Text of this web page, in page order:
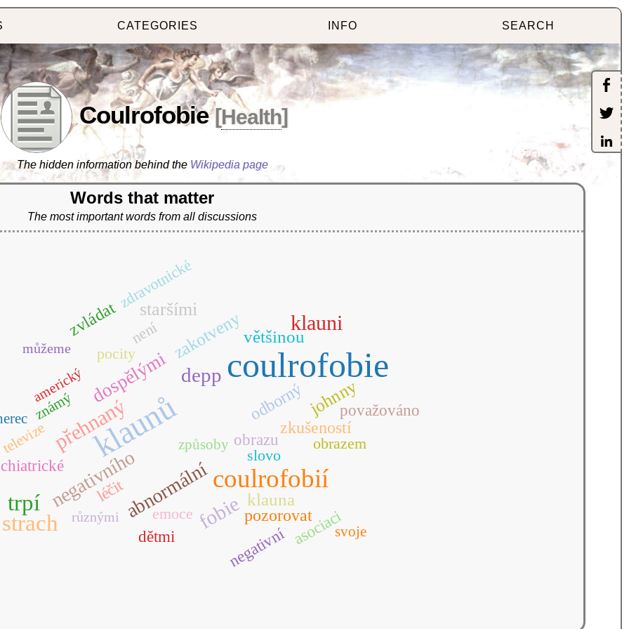
CATEGORIES INFO SEARCH
Coulrofobie [Health]
The hidden information behind the Wikipedia page
Words that matter
The most important words from all discussions
coulrofobie
klaunů
coulrofobií
strach
trpí
klauni
přehnaný
depp
fobie
abnormální
negativního
dospělými
staršími
johnny
klauna
většinou
zakotveny
odborný
pozorovat
zkušeností
zvládat
asociaci
dětmi
léčit
negativní
obrazu
považováno
emoce
není
obrazem
pocity
slovo
zdravotnické
svoje
televize
známý
způsoby
americký
můžeme
různými